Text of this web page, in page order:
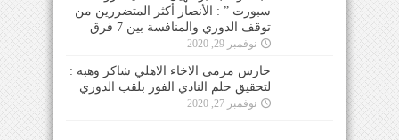
سبورت ” : الأنصار أكثر المتضررين من
توقف الدوري والمنافسة بين 7 فرق
نوفمبر 29, 2020
حارس مرمى الاخاء الاهلي شاكر وهبه :
لتحقيق حلم النادي الفوز بلقب الدوري
نوفمبر 27, 2020